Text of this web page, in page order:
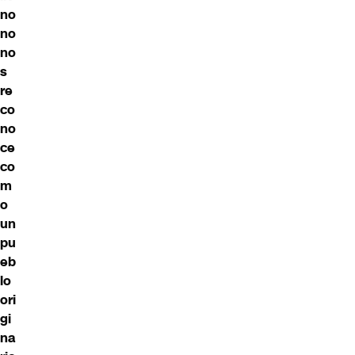
no
no
no
s
re
co
no
ce
co
m
o
un
pu
eb
lo
ori
gi
na